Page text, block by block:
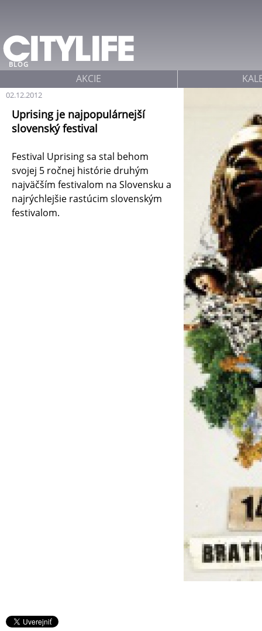
02.12.2012
BLOG
Uprising je najpopulárnejší
slovenský festival
Festival Uprising sa stal behom
svojej 5 ročnej histórie druhým
najväčším festivalom na Slovensku a
najrýchlejšie rastúcim slovenským
festivalom.
AKCIE